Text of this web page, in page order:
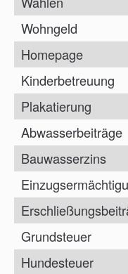
Wohngeld
Homepage
Kinderbetreuung
Plakatierung
Abwasserbeiträge
Bauwasserzins
Grundsteuer
Hundesteuer